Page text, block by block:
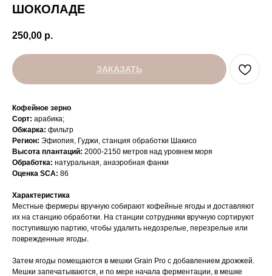
ШОКОЛАДЕ
250,00 р.
ЗАКАЗАТЬ
Кофейное зерно
Сорт: арабика;
Обжарка: фильтр
Регион: Эфиопия, Гуджи, станция обработки Шакисо
Высота плантаций: 2000-2150 метров над уровнем моря
Обработка: натуральная, анаэробная фанки
Оценка SCA: 86
Характеристика
Местные фермеры вручную собирают кофейные ягоды и доставляют
их на станцию обработки. На станции сотрудники вручную сортируют
поступившую партию, чтобы удалить недозрелые, перезрелые или
поврежденные ягоды.
Затем ягоды помещаются в мешки Grain Pro с добавлением дрожжей.
Мешки запечатываются, и по мере начала ферментации, в мешке